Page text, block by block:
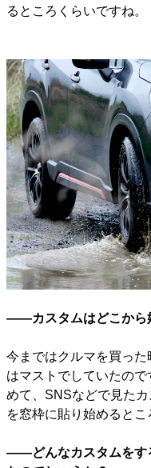
るところくらいですね。
――カスタムはどこから
今まではクルマを買った
はマストでしていたの
めて、SNSなどで見た
を窓枠に貼り始めるとこ
――どんなカスタムをす